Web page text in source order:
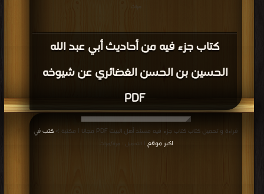
كتاب جزء فيه من أحاديث أبي عبد الله
الحسين بن الحسن الغضائري عن شيوخه
PDF
مرات
قراءة و تحميل كتاب كتاب جزء فيه مسند أهل البيت PDF مجانا | مكتبة >
كتب في
اكبر موقع
| التحميل : مرة/مرات